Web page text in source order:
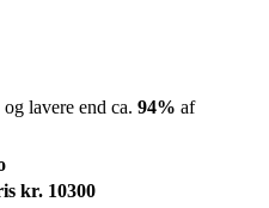
og lavere end ca. 94% af
kr. 10300